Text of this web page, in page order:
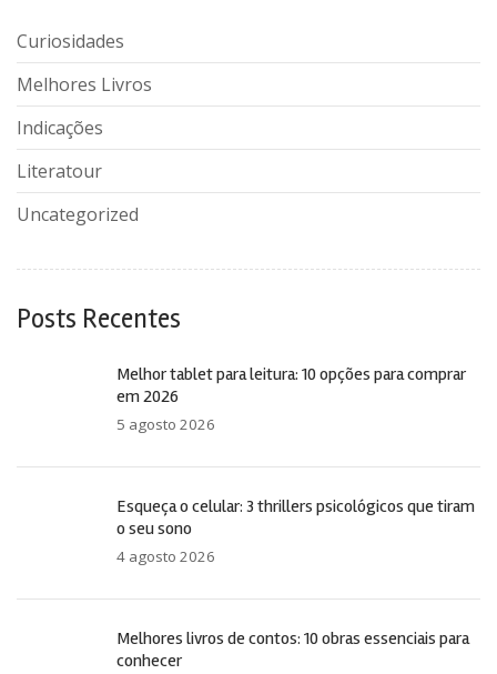
Curiosidades
Melhores Livros
Indicações
Literatour
Uncategorized
Posts Recentes
Melhor tablet para leitura: 10 opções para comprar
em 2026
5 agosto 2026
Esqueça o celular: 3 thrillers psicológicos que tiram
o seu sono
4 agosto 2026
Melhores livros de contos: 10 obras essenciais para
conhecer